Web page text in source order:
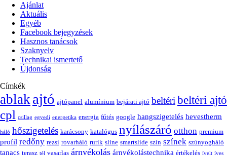
Ajánlat
Aktuális
Egyéb
Facebook bejegyzések
Hasznos tanácsok
Szaknyelv
Technikai ismertető
Újdonság
Címkék
ablakajtó ajtópanel alumínium bejárati ajtó beltéri beltéri ajtó
cpl csillag egyedi energetika energia fűtés google hangszigetelés hevestherm
háló hőszigetelés karácsony katalógus nyílászáró otthon premium
profil redőny rezsi rovarháló rurik sline smartslide szín színek szúnyogháló
tanacs terasz tél vasarlas árnyékolás árnyékolástechnika értékelés ívelt íves